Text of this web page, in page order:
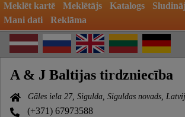
Meklēt kartē Meklētājs Katalogs
Mani dati
Reklāma
A & J Baltijas tirdzniecība
Gāles iela 27, Sigulda, Siguldas novads,
(+371) 67973588